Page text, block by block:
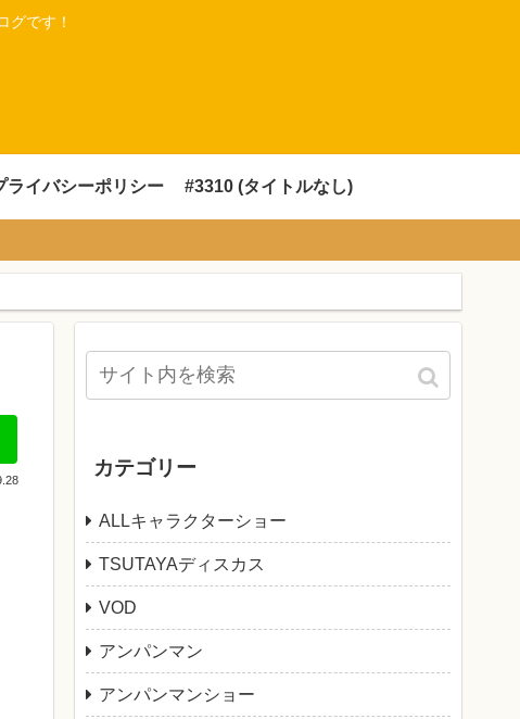
グです！
ライバシーポリシー #3310 (タイトルなし)
カテゴリー
ALLキャラクターショー
TSUTAYAディスカス
VOD
アンパンマン
アンパンマンショー